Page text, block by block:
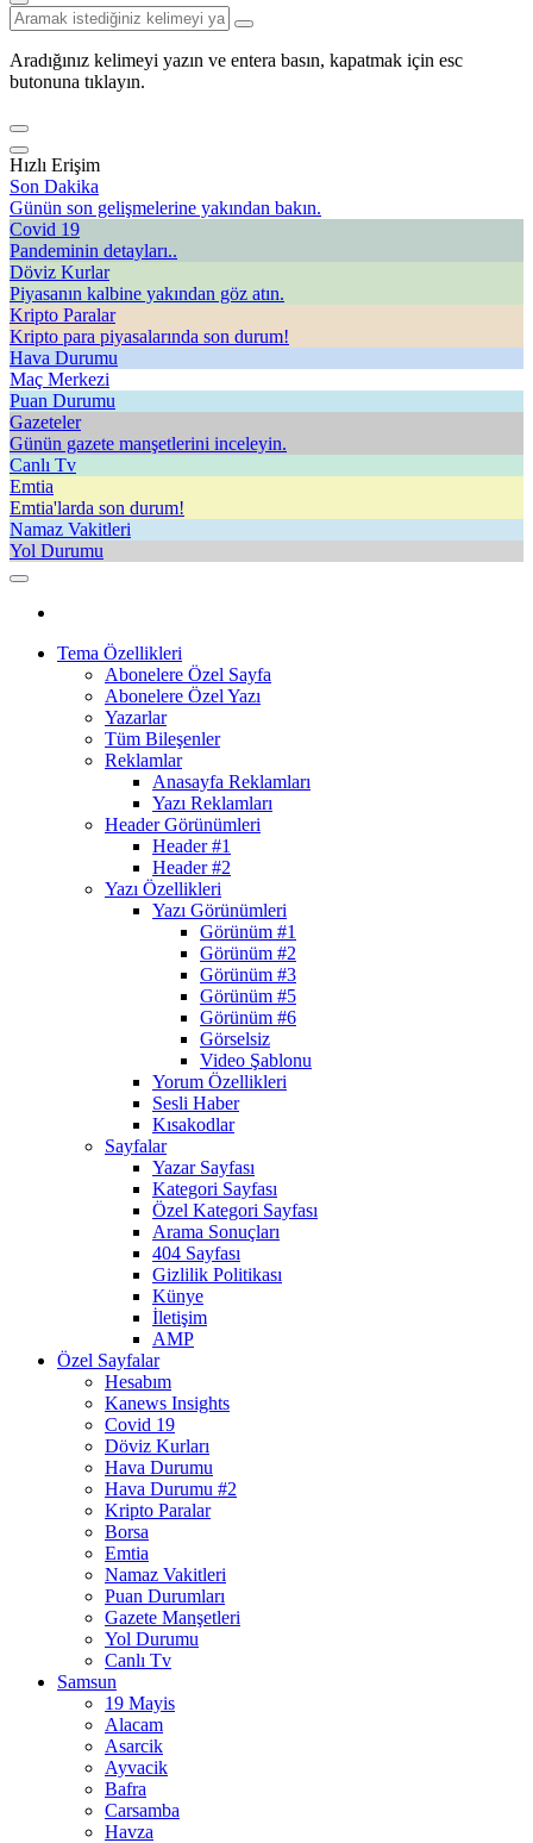
Aradığınız kelimeyi yazın ve entera basın, kapatmak için esc
butonuna tıklayın.
Hızlı Erişim
Son Dakika
Günün son gelişmelerine yakından bakın.
Covid 19
Pandeminin detayları..
Döviz Kurlar
Piyasanın kalbine yakından göz atın.
Kripto Paralar
Kripto para piyasalarında son durum!
Hava Durumu
Maç Merkezi
Puan Durumu
Gazeteler
Günün gazete manşetlerini inceleyin.
Canlı Tv
Emtia
Emtia'larda son durum!
Namaz Vakitleri
Yol Durumu
Tema Özellikleri
Abonelere Özel Sayfa
Abonelere Özel Yazı
Yazarlar
Tüm Bileşenler
Reklamlar
Anasayfa Reklamları
Yazı Reklamları
Header Görünümleri
Header #1
Header #2
Yazı Özellikleri
Yazı Görünümleri
Görünüm #1
Görünüm #2
Görünüm #3
Görünüm #5
Görünüm #6
Görselsiz
Video Şablonu
Yorum Özellikleri
Sesli Haber
Kısakodlar
Sayfalar
Yazar Sayfası
Kategori Sayfası
Özel Kategori Sayfası
Arama Sonuçları
404 Sayfası
Gizlilik Politikası
Künye
İletişim
AMP
Özel Sayfalar
Hesabım
Kanews Insights
Covid 19
Döviz Kurları
Hava Durumu
Hava Durumu #2
Kripto Paralar
Borsa
Emtia
Namaz Vakitleri
Puan Durumları
Gazete Manşetleri
Yol Durumu
Canlı Tv
Samsun
19 Mayis
Alacam
Asarcik
Ayvacik
Bafra
Carsamba
Havza